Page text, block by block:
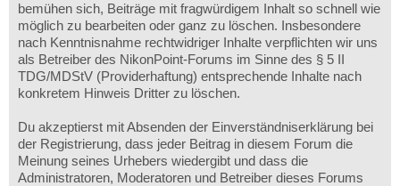
bemühen sich, Beiträge mit fragwürdigem Inhalt so schnell wie
möglich zu bearbeiten oder ganz zu löschen. Insbesondere
nach Kenntnisnahme rechtwidriger Inhalte verpflichten wir uns
als Betreiber des NikonPoint-Forums im Sinne des § 5 II
TDG/MDStV (Providerhaftung) entsprechende Inhalte nach
konkretem Hinweis Dritter zu löschen.
Du akzeptierst mit Absenden der Einverständniserklärung bei
der Registrierung, dass jeder Beitrag in diesem Forum die
Meinung seines Urhebers wiedergibt und dass die
Administratoren, Moderatoren und Betreiber dieses Forums